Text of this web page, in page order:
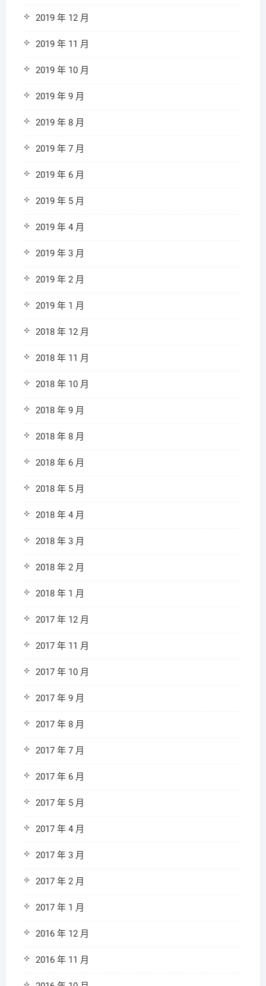
2019 年 12 月
2019 年 11 月
2019 年 10 月
2019 年 9 月
2019 年 8 月
2019 年 7 月
2019 年 6 月
2019 年 5 月
2019 年 4 月
2019 年 3 月
2019 年 2 月
2019 年 1 月
2018 年 12 月
2018 年 11 月
2018 年 10 月
2018 年 9 月
2018 年 8 月
2018 年 6 月
2018 年 5 月
2018 年 4 月
2018 年 3 月
2018 年 2 月
2018 年 1 月
2017 年 12 月
2017 年 11 月
2017 年 10 月
2017 年 9 月
2017 年 8 月
2017 年 7 月
2017 年 6 月
2017 年 5 月
2017 年 4 月
2017 年 3 月
2017 年 2 月
2017 年 1 月
2016 年 12 月
2016 年 11 月